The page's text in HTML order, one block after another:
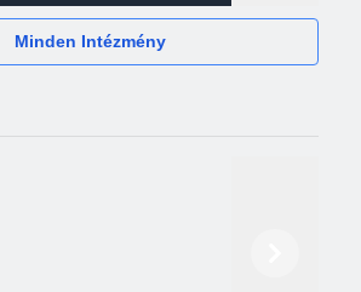
Minden Intézmény